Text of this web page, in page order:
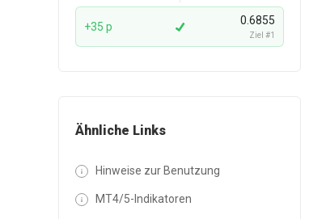
+35 p 0.6855
Ziel #1
Ähnliche Links
Hinweise zur Benutzung
MT4/5-Indikatoren